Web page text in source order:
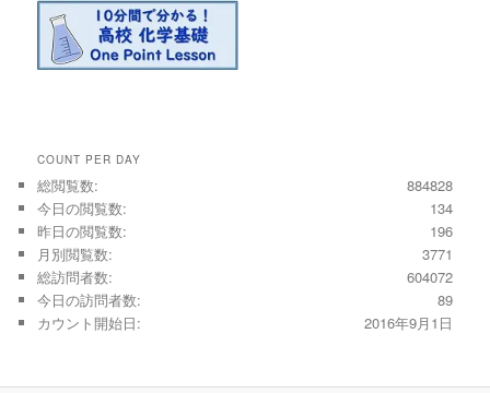
COUNT PER DAY
884828
総閲覧数:
134
今日の閲覧数:
196
昨日の閲覧数:
3771
月別閲覧数:
604072
総訪問者数:
89
今日の訪問者数:
2016年9月1日
カウント開始日: